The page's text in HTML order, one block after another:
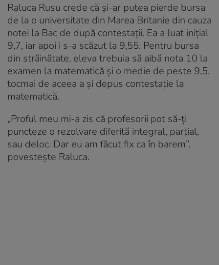
Raluca Rusu crede că și-ar putea pierde bursa
de la o universitate din Marea Britanie din cauza
notei la Bac de după contestații. Ea a luat inițial
9,7, iar apoi i s-a scăzut la 9,55. Pentru bursa
din străinătate, eleva trebuia să aibă nota 10 la
examen la matematică și o medie de peste 9,5,
tocmai de aceea a și depus contestație la
matematică.
„Proful meu mi-a zis că profesorii pot să-ți
puncteze o rezolvare diferită integral, parțial,
sau deloc. Dar eu am făcut fix ca în barem”,
povestește Raluca.